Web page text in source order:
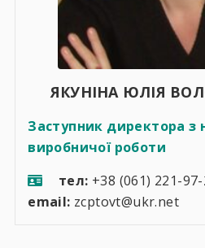
ЯКУНІНА ЮЛІЯ
Заступник директора з
виробничої роботи
тел: +38 (061) 221-
email: zcptovt@ukr.net